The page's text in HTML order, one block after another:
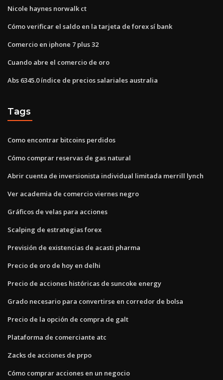
Nicole haynes norwalk ct
Cómo verificar el saldo en la tarjeta de forex sí bank
Comercio en iphone 7 plus 32
Cuando abre el comercio de oro
Abs 6345.0 índice de precios salariales australia
Tags
Como encontrar bitcoins perdidos
Cómo comprar reservas de gas natural
Abrir cuenta de inversionista individual limitada merrill lynch
Ver academia de comercio viernes negro
Gráficos de velas para acciones
Scalping de estrategias forex
Previsión de existencias de acasti pharma
Precio de oro de hoy en delhi
Precio de acciones históricas de suncoke energy
Grado necesario para convertirse en corredor de bolsa
Precio de la opción de compra de galt
Plataforma de comerciante atc
Zacks de acciones de prpo
Cómo comprar acciones en un negocio